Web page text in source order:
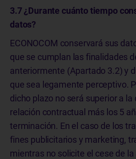
3.7 ¿Durante cuánto tiempo
datos?
ECONOCOM conservará sus
que se cumplan las finalidades
anteriormente (Apartado 3.2) y
que sea legamente perceptivo.
dicho plazo no será superior a la
relación contractual más los 5
terminación. En el caso de los
fines publicitarios y marketing,
mientras no solicite el cese de